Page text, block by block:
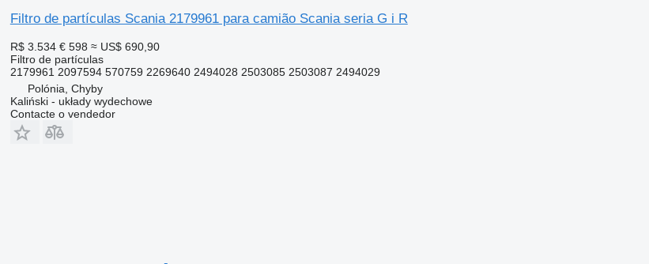
Filtro de partículas Scania 2179961 para camião Scania seria G i R
R$ 3.534 € 598 ≈ US$ 690,90
Filtro de partículas
2179961 2097594 570759 2269640 2494028 2503085 2503087 2494029
Polónia, Chyby
Kaliński - układy wydechowe
Contacte o vendedor